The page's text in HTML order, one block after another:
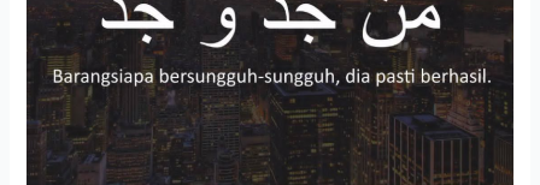
Alias tulisan dalam Bahasa Arabnya. Selain biar lebih keren,
tulisan Arabnya juga akan mempermudah pembacaan sih.
Apalagi ternyata nih, masih ada aja yang salah dalam
penulisan manjadda wa jada versi tulisan Arabnya.